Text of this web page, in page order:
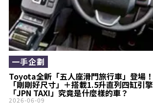
Toyota全新「五人座滑門旅行車」登場
「剛剛好尺寸」＋搭載1.5升直列四缸引
「JPN TAXI」究竟是什麼樣的車？
一手企劃
2026-06-09